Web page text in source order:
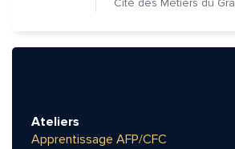
Ateliers
Apprentissage AFP/CFC